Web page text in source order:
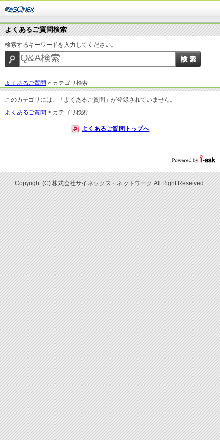
よくあるご質問検索
検索するキーワードを入力してください。
よくあるご質問 > カテゴリ検索
このカテゴリには、「よくあるご質問」が登録されていません。
よくあるご質問 > カテゴリ検索
よくあるご質問トップへ
Copyright (C) 株式会社サイネックス・ネットワーク All Right Reserved.